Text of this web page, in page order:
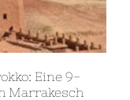
Eine 9-
Marrakesch